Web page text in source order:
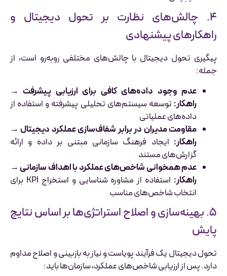
۴. چالش‌های نظارت بر تحول دیجیتال و
راهکارهای پیشنهادی
پیگیری تحول دیجیتال با چالش‌های مختلفی روبه‌رو است، از
جمله:
عدم وجود داده‌های کافی برای ارزیابی پیشرفت→
راهکار: توسعه سیستم‌های تحلیلی پیشرفته و استفاده از
داده‌های عملیاتی
مقاومت مدیران در برابر شفاف‌سازی عملکرد دیجیتال→
راهکار:ایجاد فرهنگ سازمانی مبتنی بر داده و ارائه
گزارش‌های مستند
عدم همخوانی شاخص‌های عملکرد با اهداف سازمانی→
راهکار:
استفاده از مشاوره شناسایی و استخراج KPI برای
انتخاب شاخص‌های مناسب
۵. بهینه‌سازی و اصلاح استراتژی‌ها بر اساس نتایج
پایش
تحول دیجیتال یک فرآیند پویاست و نیاز به بازبینی و اصلاح مداوم
دارد. پس از ارزیابی شاخص‌های عملکرد، سازمان‌ها باید: